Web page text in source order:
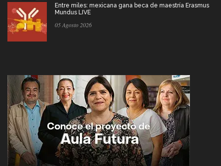
Entre miles: mexicana gana beca de maestría Erasmus
Mundus LIVE
05 Agosto 2026